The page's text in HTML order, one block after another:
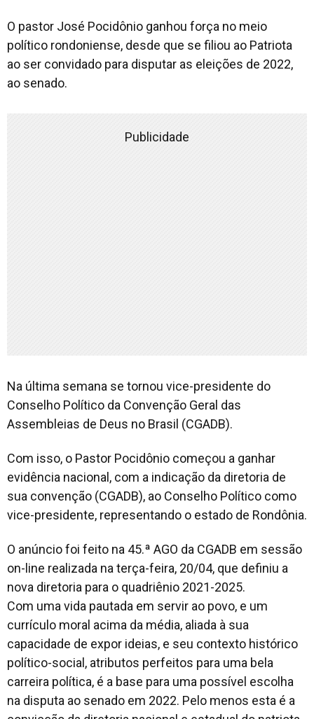
O pastor José Pocidônio ganhou força no meio
político rondoniense, desde que se filiou ao Patriota
ao ser convidado para disputar as eleições de 2022,
ao senado.
Publicidade
Na última semana se tornou vice-presidente do
Conselho Político da Convenção Geral das
Assembleias de Deus no Brasil (CGADB).
Com isso, o Pastor Pocidônio começou a ganhar
evidência nacional, com a indicação da diretoria de
sua convenção (CGADB), ao Conselho Político como
vice-presidente, representando o estado de Rondônia.
O anúncio foi feito na 45.ª AGO da CGADB em sessão
on-line realizada na terça-feira, 20/04, que definiu a
nova diretoria para o quadriênio 2021-2025.
Com uma vida pautada em servir ao povo, e um
currículo moral acima da média, aliada à sua
capacidade de expor ideias, e seu contexto histórico
político-social, atributos perfeitos para uma bela
carreira política, é a base para uma possível escolha
na disputa ao senado em 2022. Pelo menos esta é a